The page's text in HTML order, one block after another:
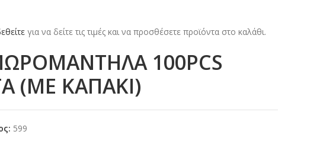
για να δείτε τις τιμές και να προσθέσετε προϊόντα στο καλάθι.
100PCS
(ΜΕ ΚΑΠΑΚΙ)
599